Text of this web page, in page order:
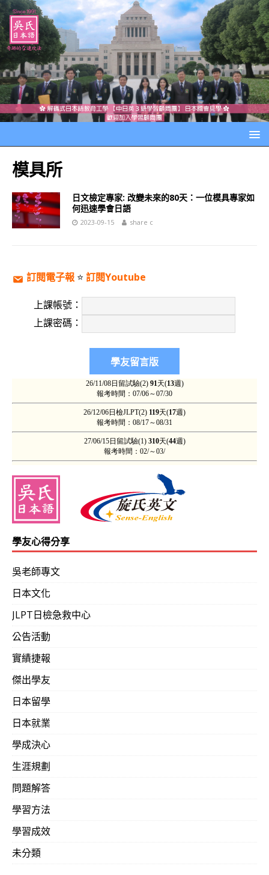
模具所
日文檢定專家: 改變未來的80天：一位模具專家如
何迅速學會日語
2023-09-15 share c
訂閱電子報 ⭐️ 訂閱Youtube
上課帳號：
上課密碼：
學友心得分享
吳老師專文
日本文化
JLPT日檢急救中心
公告活動
實績捷報
傑出學友
日本留學
日本就業
學成決心
生涯規劃
問題解答
學習方法
學習成效
未分類